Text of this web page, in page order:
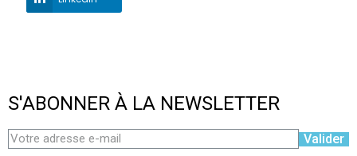
S'ABONNER À LA NEWSLETTER
Valider